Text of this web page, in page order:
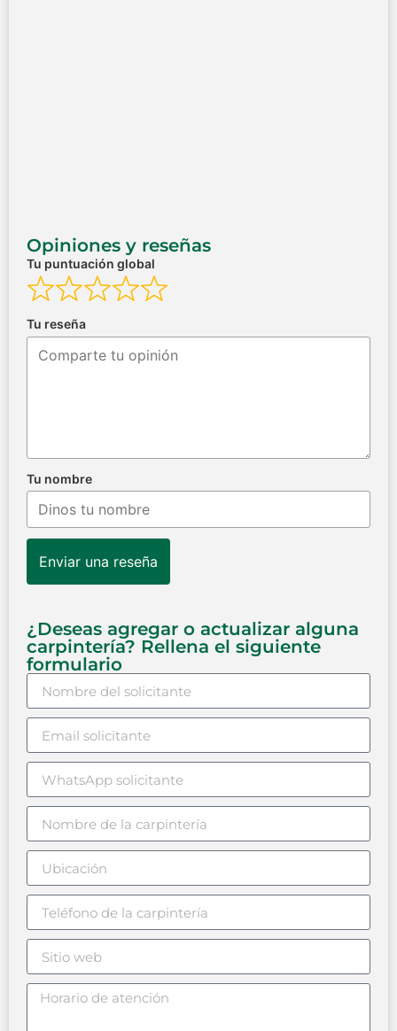
Opiniones y reseñas
Tu puntuación global
Tu reseña
Tu nombre
Enviar una reseña
¿Deseas agregar o actualizar alguna
carpintería? Rellena el siguiente
formulario